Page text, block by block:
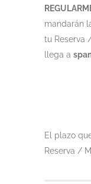
mandarán
tu Reserva
llega a
El plazo
Reserva /